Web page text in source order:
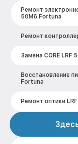
Ремонт
50M6 Fortuna
Ремонт
Замена CORE LRF
Восстановление
Fortuna
Ремонт оптики
Ремонт датчика
50M6 Fortuna